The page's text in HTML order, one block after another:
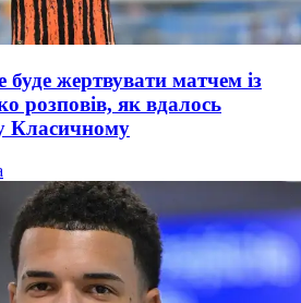
жертвувати матчем із
розповів, як вдалось
Класичному